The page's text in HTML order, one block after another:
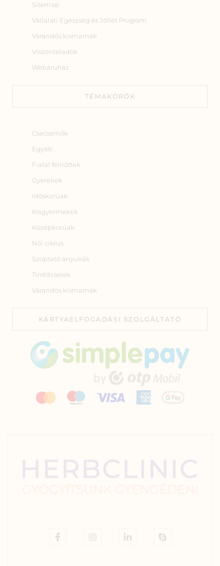
Sitemap
Vállalati Egészség és Jóllét Program
Várandós kismamák
Viszonteladók
Webáruház
TÉMAKÖRÖK
Csecsemők
Egyéb
Fiatal felnőttek
Gyerekek
Időskorúak
Kisgyermekek
Középkorúak
Női ciklus
Szoptató anyukák
Tinédzserek
Várandós kismamák
KÁRTYAELFOGADÁSI SZOLGÁLTATÓ